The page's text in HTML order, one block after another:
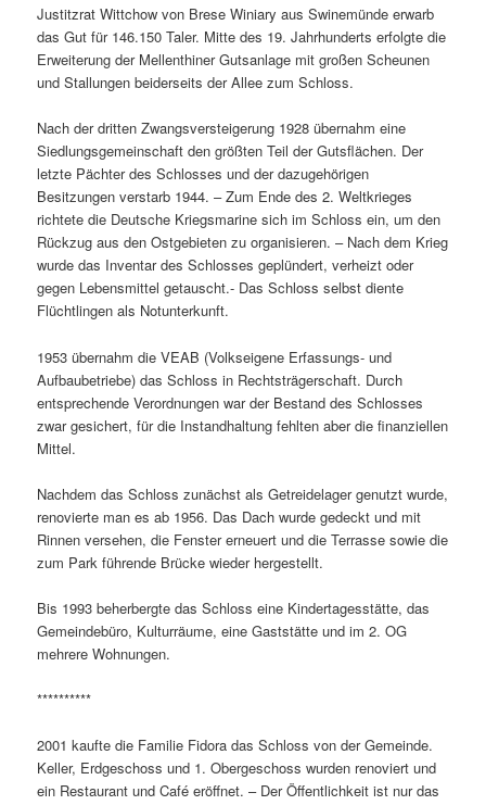
Justitzrat Wittchow von Brese Winiary aus Swinemünde erwarb
das Gut für 146.150 Taler. Mitte des 19. Jahrhunderts erfolgte die
Erweiterung der Mellenthiner Gutsanlage mit großen Scheunen
und Stallungen beiderseits der Allee zum Schloss.
Nach der dritten Zwangsversteigerung 1928 übernahm eine
Siedlungsgemeinschaft den größten Teil der Gutsflächen. Der
letzte Pächter des Schlosses und der dazugehörigen
Besitzungen verstarb 1944. – Zum Ende des 2. Weltkrieges
richtete die Deutsche Kriegsmarine sich im Schloss ein, um den
Rückzug aus den Ostgebieten zu organisieren. – Nach dem Krieg
wurde das Inventar des Schlosses geplündert, verheizt oder
gegen Lebensmittel getauscht.- Das Schloss selbst diente
Flüchtlingen als Notunterkunft.
1953 übernahm die VEAB (Volkseigene Erfassungs- und
Aufbaubetriebe) das Schloss in Rechtsträgerschaft. Durch
entsprechende Verordnungen war der Bestand des Schlosses
zwar gesichert, für die Instandhaltung fehlten aber die finanziellen
Mittel.
Nachdem das Schloss zunächst als Getreidelager genutzt wurde,
renovierte man es ab 1956. Das Dach wurde gedeckt und mit
Rinnen versehen, die Fenster erneuert und die Terrasse sowie die
zum Park führende Brücke wieder hergestellt.
Bis 1993 beherbergte das Schloss eine Kindertagesstätte, das
Gemeindebüro, Kulturräume, eine Gaststätte und im 2. OG
mehrere Wohnungen.
**********
2001 kaufte die Familie Fidora das Schloss von der Gemeinde.
Keller, Erdgeschoss und 1. Obergeschoss wurden renoviert und
ein Restaurant und Café eröffnet. – Der Öffentlichkeit ist nur das